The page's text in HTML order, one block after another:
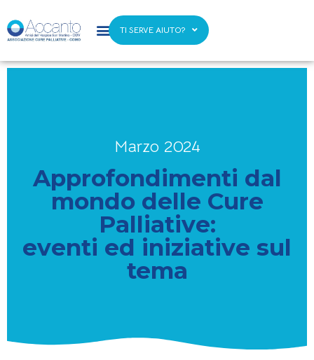
TI SERVE AIUTO?
Marzo 2024
Approfondimenti dal
mondo delle Cure
Palliative:
eventi ed iniziative sul
tema